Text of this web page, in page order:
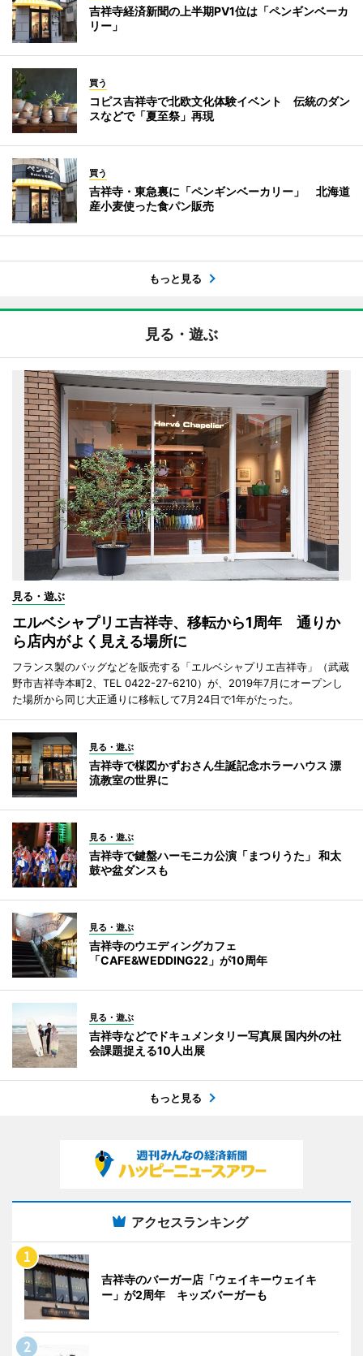
吉祥寺経済新聞の上半期PV1位は「ペンギンベーカ
リー」
買う
コピス吉祥寺で北欧文化体験イベント 伝統のダン
スなどで「夏至祭」再現
買う
吉祥寺・東急裏に「ペンギンベーカリー」 北海道
産小麦使った食パン販売
もっと見る
見る・遊ぶ
見る・遊ぶ
エルベシャプリエ吉祥寺、移転から1周年 通りか
ら店内がよく見える場所に
フランス製のバッグなどを販売する「エルベシャプリエ吉祥寺」（武蔵
野市吉祥寺本町2、TEL 0422-27-6210）が、2019年7月にオープンし
た場所から同じ大正通りに移転して7月24日で1年がたった。
見る・遊ぶ
吉祥寺で楳図かずおさん生誕記念ホラーハウス 漂
流教室の世界に
見る・遊ぶ
吉祥寺で鍵盤ハーモニカ公演「まつりうた」 和太
鼓や盆ダンスも
見る・遊ぶ
吉祥寺のウエディングカフェ
「CAFE&WEDDING22」が10周年
見る・遊ぶ
吉祥寺などでドキュメンタリー写真展 国内外の社
会課題捉える10人出展
もっと見る
アクセスランキング
吉祥寺のバーガー店「ウェイキーウェイキ
ー」が2周年 キッズバーガーも